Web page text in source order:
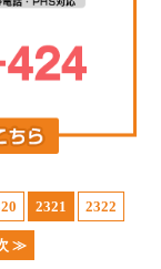
2321 2322
≫